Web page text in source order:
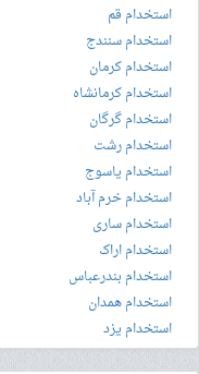
استخدام قم
استخدام سنندج
استخدام کرمان
استخدام کرمانشاه
استخدام گرگان
استخدام رشت
استخدام یاسوج
استخدام خرم آباد
استخدام ساری
استخدام اراک
استخدام بندرعباس
استخدام همدان
استخدام یزد